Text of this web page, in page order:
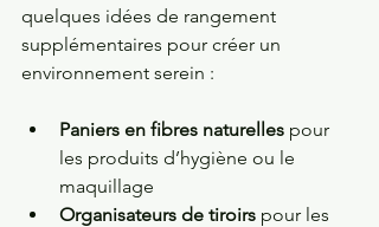
quelques idées de rangement
supplémentaires pour créer un
environnement serein :
Paniers en fibres naturelles pour
les produits d’hygiène ou le
maquillage
Organisateurs de tiroirs pour les